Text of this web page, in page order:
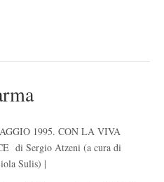
1995. CON LA VIVA
di Sergio Atzeni (a cura di
Sulis) |